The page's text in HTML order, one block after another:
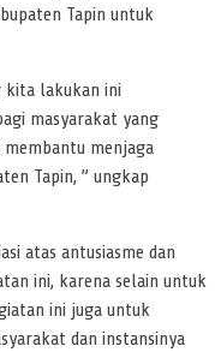
Tapin untuk
kita lakukan ini
masyarakat yang
menjaga
Tapin, ” ungkap
atas antusiasme dan
ini, karena selain untuk
ini juga untuk
dan instansinya